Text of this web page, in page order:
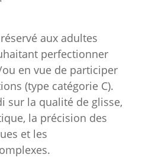
aux adultes
perfectionner
en vue de participer
(type catégorie C).
sur la qualité de glisse,
la précision des
et les